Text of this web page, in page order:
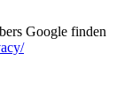
Google finden